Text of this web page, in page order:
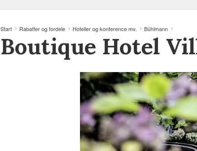
Start Rabatter og fordele Hoteller og konference mv. Bühlmann
Boutique Hotel